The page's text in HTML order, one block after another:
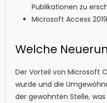
Publikationen zu
Microsoft Access
Welche
Der Vorteil von Microsoft
wurde und die
der gewohnten Stelle,